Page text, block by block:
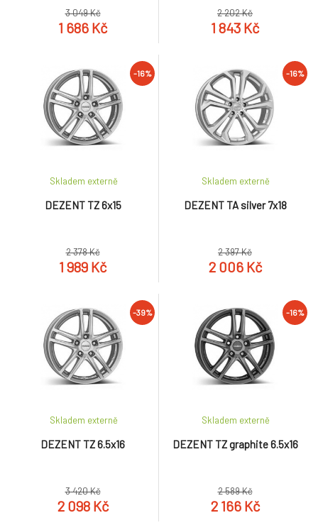
3 049 Kč
1 686 Kč
2 202 Kč
1 843 Kč
-16%
DEZENT TZ 6x15
Skladem externě
2 378 Kč
1 989 Kč
-16%
DEZENT TA silver 7x18
Skladem externě
2 397 Kč
2 006 Kč
-39%
DEZENT TZ 6.5x16
Skladem externě
3 420 Kč
2 098 Kč
-16%
DEZENT TZ graphite 6.5x16
Skladem externě
2 589 Kč
2 166 Kč